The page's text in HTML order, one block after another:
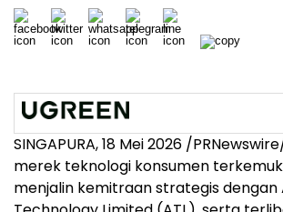
SINGAPURA, 18 Mei 2026 /
merek teknologi konsumen
menjalin kemitraan strategis dengan